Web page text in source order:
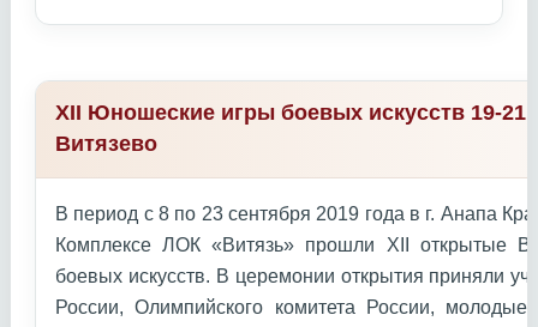
XII Юношеские игры боевых искусств 19-21
Витязево
В период с 8 по 23 сентября 2019 года в г. Анапа
Комплексе ЛОК «Витязь» прошли XII открытые
боевых искусств. В церемонии открытия приняли
России, Олимпийского комитета России,